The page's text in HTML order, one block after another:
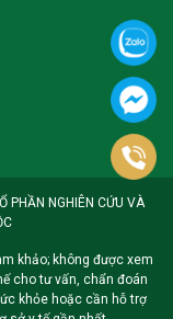
NGHIÊN CỨU VÀ
khảo; không được xem
cho tư vấn, chẩn đoán
khỏe hoặc cần hỗ trợ